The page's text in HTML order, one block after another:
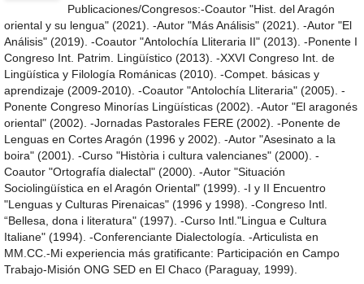
Publicaciones/Congresos:-Coautor "Hist. del Aragón
oriental y su lengua" (2021). -Autor "Más Análisis" (2021). -Autor "El
Análisis" (2019). -Coautor "Antolochía Lliteraria II" (2013). -Ponente I
Congreso Int. Patrim. Lingüístico (2013). -XXVI Congreso Int. de
Lingüística y Filología Románicas (2010). -Compet. básicas y
aprendizaje (2009-2010). -Coautor "Antolochía Lliteraria" (2005). -
Ponente Congreso Minorías Lingüísticas (2002). -Autor "El aragonés
oriental" (2002). -Jornadas Pastorales FERE (2002). -Ponente de
Lenguas en Cortes Aragón (1996 y 2002). -Autor "Asesinato a la
boira" (2001). -Curso "Història i cultura valencianes" (2000). -
Coautor "Ortografía dialectal" (2000). -Autor "Situación
Sociolingüística en el Aragón Oriental" (1999). -I y II Encuentro
"Lenguas y Culturas Pirenaicas" (1996 y 1998). -Congreso Intl.
“Bellesa, dona i literatura" (1997). -Curso Intl."Lingua e Cultura
Italiane" (1994). -Conferenciante Dialectología. -Articulista en
MM.CC.-Mi experiencia más gratificante: Participación en Campo
Trabajo-Misión ONG SED en El Chaco (Paraguay, 1999).